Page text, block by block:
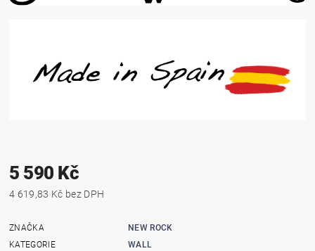
5 590 Kč
4 619,83 Kč bez DPH
ZNAČKA
NEW ROCK
KATEGORIE
WALL